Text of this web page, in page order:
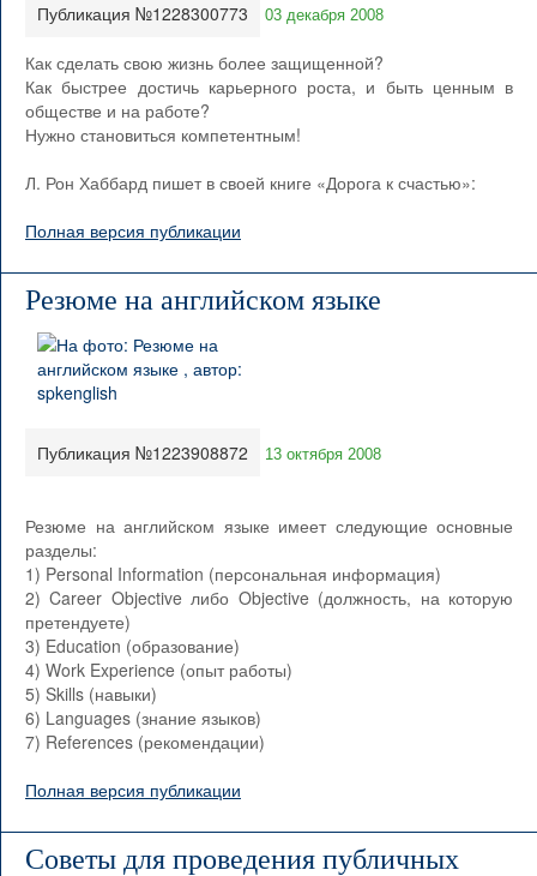
Публикация №1228300773 03 декабря 2008
Как сделать свою жизнь более защищенной?
Как быстрее достичь карьерного роста, и быть ценным в
обществе и на работе?
Нужно становиться компетентным!
Л. Рон Хаббард пишет в своей книге «Дорога к счастью»:
Полная версия публикации
Резюме на английском языке
Публикация №1223908872 13 октября 2008
Резюме на английском языке имеет следующие основные
разделы:
1) Personal Information (персональная информация)
2) Career Objective либо Objective (должность, на которую
претендуете)
3) Education (образование)
4) Work Experience (опыт работы)
5) Skills (навыки)
6) Languages (знание языков)
7) References (рекомендации)
Полная версия публикации
Советы для проведения публичных